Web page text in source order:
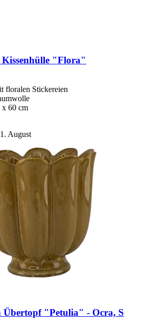
Kissenhülle "Flora"
floralen Stickereien
x 60 cm
August
Übertopf "Petulia" -​ Ocra, S